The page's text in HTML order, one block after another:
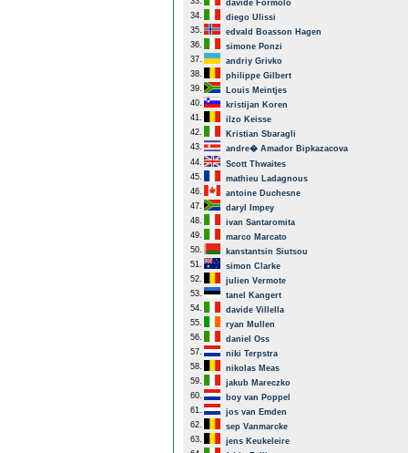
davide Formolo
34.
diego Ulissi
35.
edvald Boasson Hagen
36.
simone Ponzi
37.
andriy Grivko
38.
philippe Gilbert
39.
Louis Meintjes
40.
kristijan Koren
41.
ilzo Keisse
42.
Kristian Sbaragli
43.
andre� Amador Bipkazacova
44.
Scott Thwaites
45.
mathieu Ladagnous
46.
antoine Duchesne
47.
daryl Impey
48.
ivan Santaromita
49.
marco Marcato
50.
kanstantsin Siutsou
51.
simon Clarke
52.
julien Vermote
53.
tanel Kangert
54.
davide Villella
55.
ryan Mullen
56.
daniel Oss
57.
niki Terpstra
58.
nikolas Meas
59.
jakub Mareczko
60.
boy van Poppel
61.
jos van Emden
62.
sep Vanmarcke
63.
jens Keukeleire